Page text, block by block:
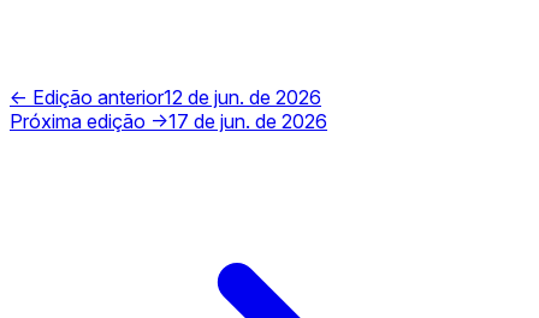
← Edição anterior12 de jun. de 2026
Próxima edição →17 de jun. de 2026